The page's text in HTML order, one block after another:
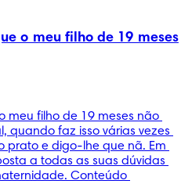
o meu filho de 19 meses
meu filho de 19 meses não
quando faz isso várias vezes
prato e digo-lhe que nã. Em
a todas as suas dúvidas
Conteúdo